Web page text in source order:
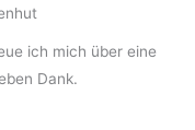
ich mich über eine
Dank.